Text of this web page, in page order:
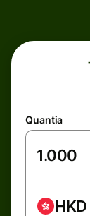
Quantia
HKD